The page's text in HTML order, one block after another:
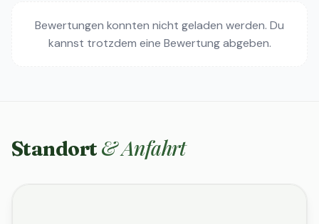
Bewertungen konnten nicht geladen werden. Du
kannst trotzdem eine Bewertung abgeben.
Standort & Anfahrt